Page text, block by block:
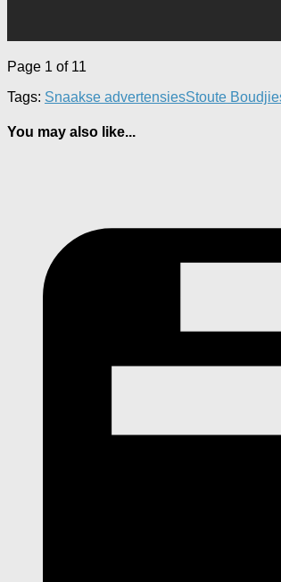
Page 1 of 11
Tags: Snaakse advertensiesStoute
You may also like...